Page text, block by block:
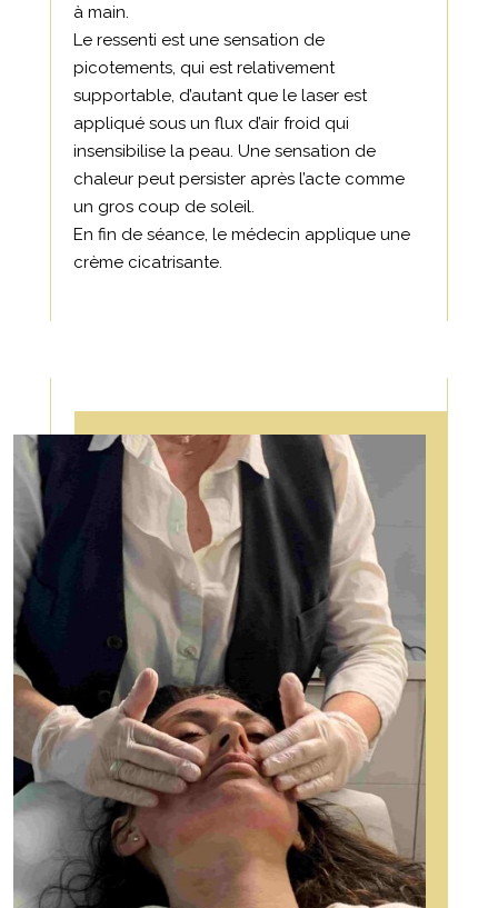
à main.
Le ressenti est une sensation de
picotements, qui est relativement
supportable, d’autant que le laser est
appliqué sous un flux d’air froid qui
insensibilise la peau. Une sensation de
chaleur peut persister après l’acte comme
un gros coup de soleil.
En fin de séance, le médecin applique une
crème cicatrisante.